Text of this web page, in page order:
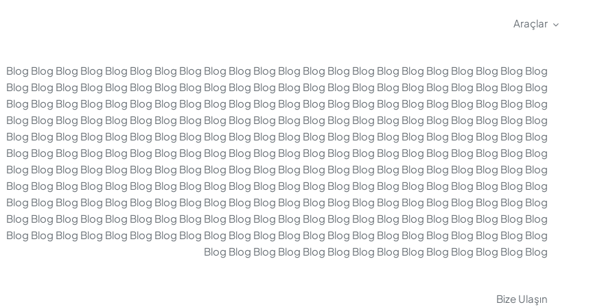
Araçlar
Blog Blog Blog Blog Blog Blog Blog Blog Blog Blog Blog Blog Blog Blog Blog Blog Blog Blog Blog Blog Blog Blog
Blog Blog Blog Blog Blog Blog Blog Blog Blog Blog Blog Blog Blog Blog Blog Blog Blog Blog Blog Blog Blog Blog
Blog Blog Blog Blog Blog Blog Blog Blog Blog Blog Blog Blog Blog Blog Blog Blog Blog Blog Blog Blog Blog Blog
Blog Blog Blog Blog Blog Blog Blog Blog Blog Blog Blog Blog Blog Blog Blog Blog Blog Blog Blog Blog Blog Blog
Blog Blog Blog Blog Blog Blog Blog Blog Blog Blog Blog Blog Blog Blog Blog Blog Blog Blog Blog Blog Blog Blog
Blog Blog Blog Blog Blog Blog Blog Blog Blog Blog Blog Blog Blog Blog Blog Blog Blog Blog Blog Blog Blog Blog
Blog Blog Blog Blog Blog Blog Blog Blog Blog Blog Blog Blog Blog Blog Blog Blog Blog Blog Blog Blog Blog Blog
Blog Blog Blog Blog Blog Blog Blog Blog Blog Blog Blog Blog Blog Blog Blog Blog Blog Blog Blog Blog Blog Blog
Blog Blog Blog Blog Blog Blog Blog Blog Blog Blog Blog Blog Blog Blog Blog Blog Blog Blog Blog Blog Blog Blog
Blog Blog Blog Blog Blog Blog Blog Blog Blog Blog Blog Blog Blog Blog Blog Blog Blog Blog Blog Blog Blog Blog
Blog Blog Blog Blog Blog Blog Blog Blog Blog Blog Blog Blog Blog Blog Blog Blog Blog Blog Blog Blog Blog Blog
Blog Blog Blog Blog Blog Blog Blog Blog Blog Blog Blog Blog Blog Blog
Bize Ulaşın